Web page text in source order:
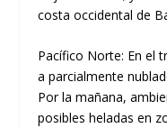
costa occidental de
Pacífico Norte: En el
a parcialmente
Por la mañana,
posibles heladas en